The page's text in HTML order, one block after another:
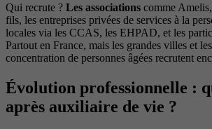
Qui recrute ? Les associations comme
fils, les entreprises privées de services à la
locales via les CCAS, les EHPAD, et les
Partout en France, mais les grandes villes et
concentration de personnes âgées recrutent
Évolution professionnelle :
après auxiliaire de vie ?